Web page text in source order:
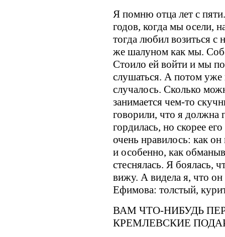
Я помню отца лет с
годов, когда мы осели,
тогда любил возиться с
же шалуном как мы.
Стоило ей войти и мы
слушаться. А потом уже
случалось. Сколько
занимается чем-то
говорили, что я должна
гордилась, но скорее
очень нравилось: как
и особенно, как
стеснялась. Я боялась,
вижу. А видела я, что
Ефимова: толстый,
ВАМ ЧТО-НИБУДЬ
КРЕМЛEВСКИЕ